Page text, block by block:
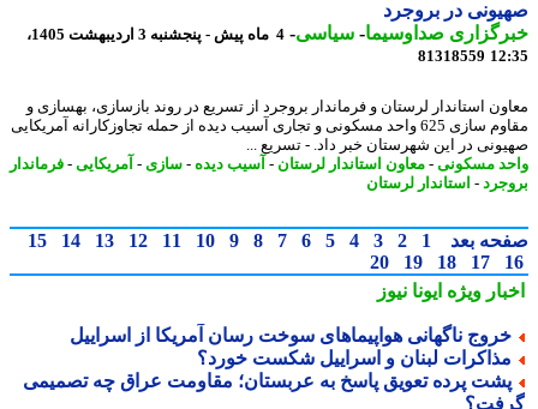
در بروجرد
صداوسیما-سیاسی-
4 ماه پیش - پنجشنبه 3 اردیبهشت 1405،
81318559
استاندار لرستان و فرماندار بروجرد از تسریع در روند بازسازی، بهسازی و
مقاوم سازی 625 واحد مسکونی و تجاری آسیب دیده از حمله تجاوزکارانه آمریکایی
در این شهرستان خبر داد. - تسریع ...
مسکونی-معاون استاندار لرستان-آسیب دیده -سازی- آمریکایی-فرماندار
-استاندار لرستان
بعد 1
2
3
4
5
6
7
8
9
10
11
12
13
14
15
17
18
19
20
ویژهایونا نیوز
ناگهانی هواپیماهای سوخت رسان آمریکا از اسراییل
لبنان و اسراییل شکست خورد؟
پرده تعویق پاسخ به عربستان؛ مقاومت عراق چه تصمیمی